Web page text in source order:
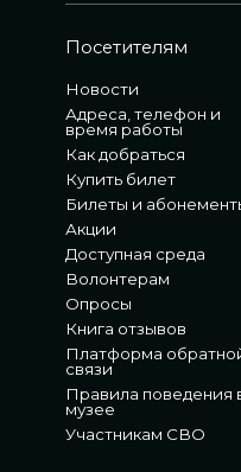
Посетителям
Новости
Адреса, телефон и
время работы
Как добраться
Купить билет
Билеты и
Акции
Доступная среда
Волонтерам
Опросы
Книга отзывов
Платформа
связи
Правила поведения
музее
Участникам СВО